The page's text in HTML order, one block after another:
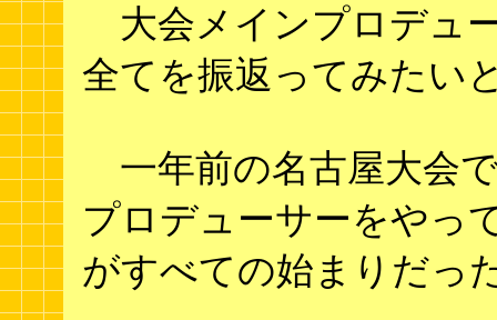
大会メインプロデュ
全てを振返ってみたい
一年前の名古屋大会
プロデューサーをやっ
がすべての始まりだっ